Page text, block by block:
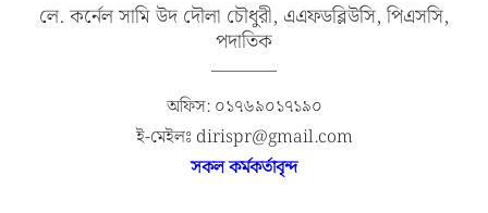
লে. কর্নেল সামি উদ দৌলা চৌধুরী, এএফডব্লিউসি, পিএসসি,
পদাতিক
অফিস: ০১৭৬৯০১৭১৯০
ই-মেইলঃ dirispr@gmail.com
সকল কর্মকর্তাবৃন্দ